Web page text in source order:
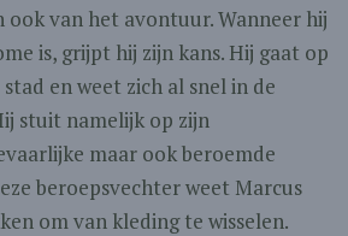
van het avontuur. Wanneer hij
is, grijpt hij zijn kans. Hij gaat op
en weet zich al snel in de
stuit namelijk op zijn
maar ook beroemde
beroepsvechter weet Marcus
om van kleding te wisselen.